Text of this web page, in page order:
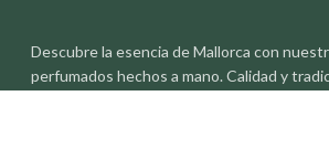
Descubre la esencia de Mallorca con
perfumados hechos a mano. Calidad y